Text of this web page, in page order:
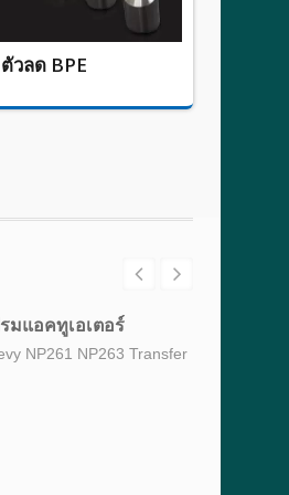
ตัวลด BPE
มแอคทูเอเตอร์
NP261 NP263 Transfer